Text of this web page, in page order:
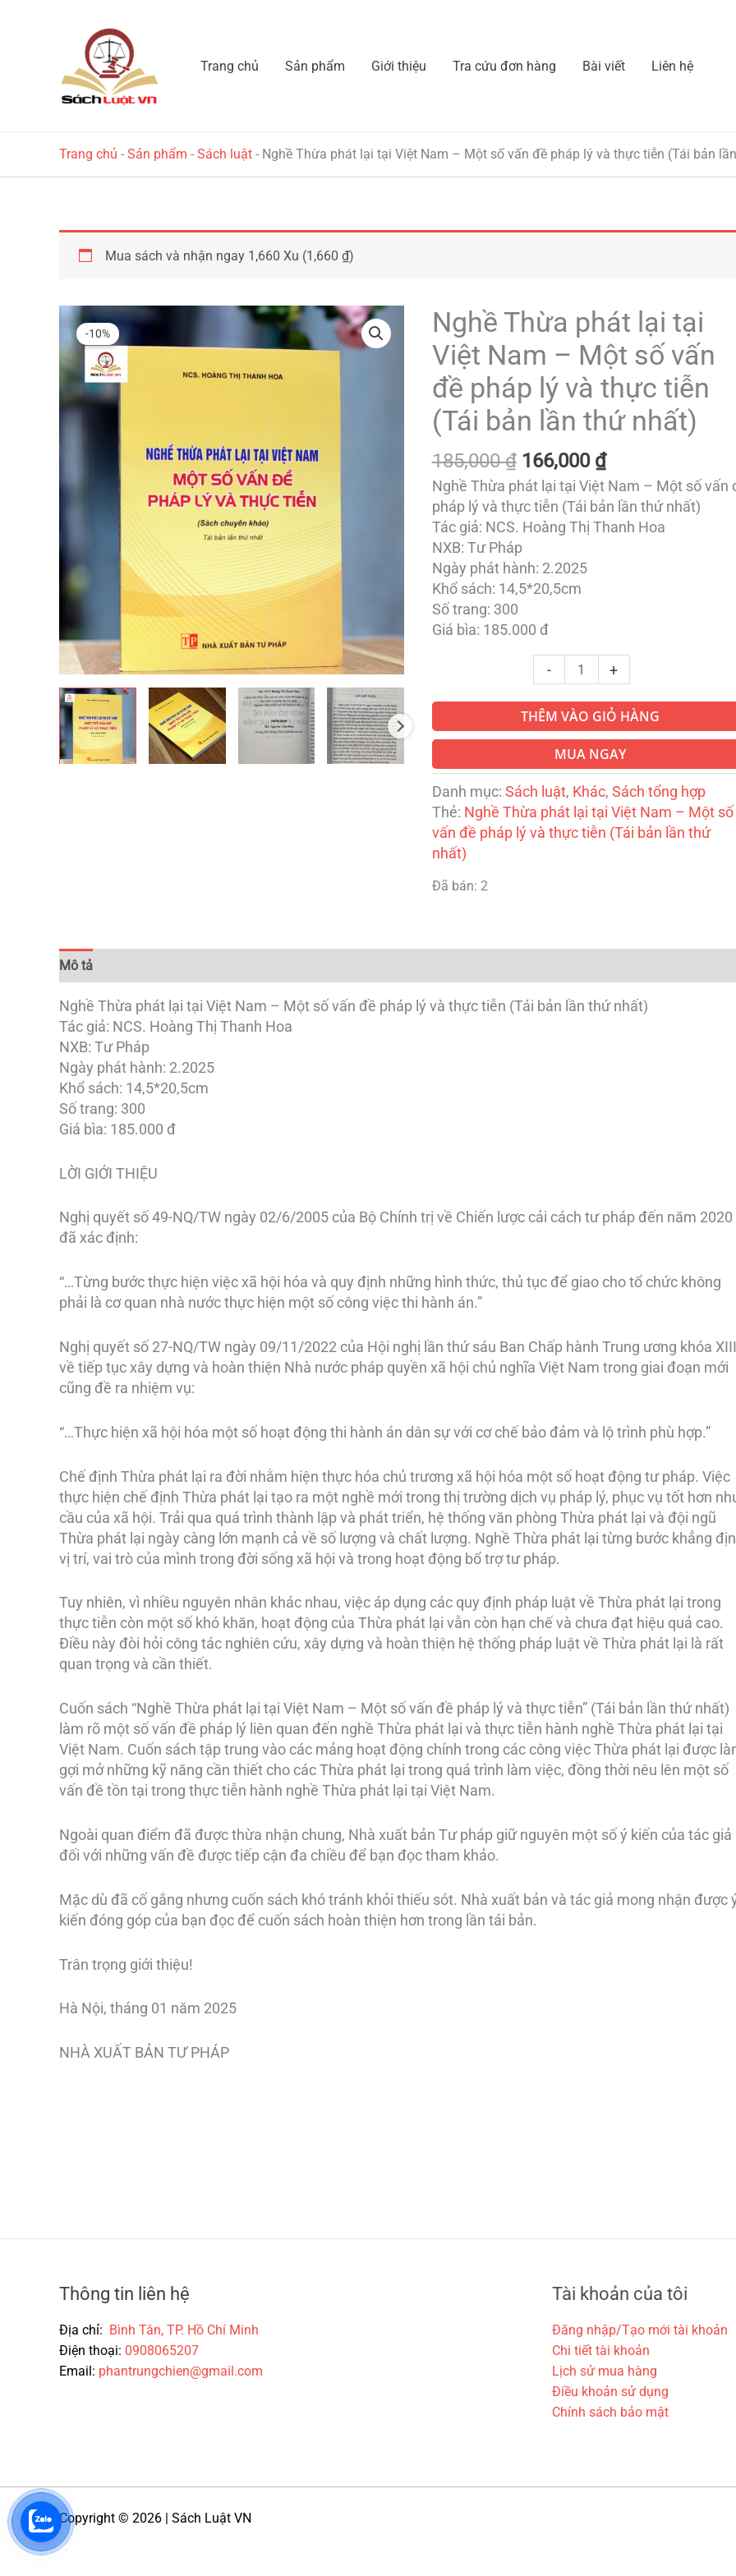
Trang chủ Sản phẩm Giới thiệu Tra cứu đơn hàng Bài viết Liên hệ
Trang chủ - Sản phẩm - Sách luật - Nghề Thừa phát lại tại Việt Nam – Một số vấn đề pháp lý và thực tiễn (Tái bản
Mua sách và nhận ngay 1,660 Xu (1,660 ₫)
-10%
Nghề Thừa phát lại tại
Việt Nam – Một số vấn
đề pháp lý và thực tiễn
(Tái bản lần thứ nhất)
185,000₫
Giá
gốc
là:
185,000 ₫.
166,000 ₫
Giá
hiện
tại
là:
166,000 ₫.
Nghề Thừa phát lại tại Việt Nam – Một số vấn
pháp lý và thực tiễn (Tái bản lần thứ nhất)
Tác giả: NCS. Hoàng Thị Thanh Hoa
NXB: Tư Pháp
Ngày phát hành: 2.2025
Khổ sách: 14,5*20,5cm
Số trang: 300
Giá bìa: 185.000 đ
-
Nghề
Thừa
phát
lại
tại
Việt
–
Một
số
vấn
pháp
lý
thực
bản
lần
thứ
nhất)
số
lượng
+
THÊM VÀO GIỎ HÀNG
MUA NGAY
Danh mục: Sách luật, Khác, Sách tổng hợp
Thẻ: Nghề Thừa phát lại tại Việt Nam – Một số
vấn đề pháp lý và thực tiễn (Tái bản lần thứ
nhất)
Đã bán: 2
Mô tả
Nghề Thừa phát lại tại Việt Nam – Một số vấn đề pháp lý và thực tiễn (Tái bản lần thứ nhất)
Tác giả: NCS. Hoàng Thị Thanh Hoa
NXB: Tư Pháp
Ngày phát hành: 2.2025
Khổ sách: 14,5*20,5cm
Số trang: 300
Giá bìa: 185.000 đ
LỜI GIỚI THIỆU
Nghị quyết số 49-NQ/TW ngày 02/6/2005 của Bộ Chính trị về Chiến lược cải cách tư pháp đến năm 2020
đã xác định:
“…Từng bước thực hiện việc xã hội hóa và quy định những hình thức, thủ tục để giao cho tổ chức không
phải là cơ quan nhà nước thực hiện một số công việc thi hành án.”
Nghị quyết số 27-NQ/TW ngày 09/11/2022 của Hội nghị lần thứ sáu Ban Chấp hành Trung ương khóa XIII
về tiếp tục xây dựng và hoàn thiện Nhà nước pháp quyền xã hội chủ nghĩa Việt Nam trong giai đoạn mới
cũng đề ra nhiệm vụ:
“…Thực hiện xã hội hóa một số hoạt động thi hành án dân sự với cơ chế bảo đảm và lộ trình phù hợp.”
Chế định Thừa phát lại ra đời nhằm hiện thực hóa chủ trương xã hội hóa một số hoạt động tư pháp. Việc
thực hiện chế định Thừa phát lại tạo ra một nghề mới trong thị trường dịch vụ pháp lý, phục vụ tốt hơn
cầu của xã hội. Trải qua quá trình thành lập và phát triển, hệ thống văn phòng Thừa phát lại và đội ngũ
Thừa phát lại ngày càng lớn mạnh cả về số lượng và chất lượng. Nghề Thừa phát lại từng bước khẳng
vị trí, vai trò của mình trong đời sống xã hội và trong hoạt động bổ trợ tư pháp.
Tuy nhiên, vì nhiều nguyên nhân khác nhau, việc áp dụng các quy định pháp luật về Thừa phát lại trong
thực tiễn còn một số khó khăn, hoạt động của Thừa phát lại vẫn còn hạn chế và chưa đạt hiệu quả cao.
Điều này đòi hỏi công tác nghiên cứu, xây dựng và hoàn thiện hệ thống pháp luật về Thừa phát lại là rất
quan trọng và cần thiết.
Cuốn sách “Nghề Thừa phát lại tại Việt Nam – Một số vấn đề pháp lý và thực tiễn” (Tái bản lần thứ nhất)
làm rõ một số vấn đề pháp lý liên quan đến nghề Thừa phát lại và thực tiễn hành nghề Thừa phát lại tại
Việt Nam. Cuốn sách tập trung vào các mảng hoạt động chính trong các công việc Thừa phát lại được
gợi mở những kỹ năng cần thiết cho các Thừa phát lại trong quá trình làm việc, đồng thời nêu lên một số
vấn đề tồn tại trong thực tiễn hành nghề Thừa phát lại tại Việt Nam.
Ngoài quan điểm đã được thừa nhận chung, Nhà xuất bản Tư pháp giữ nguyên một số ý kiến của tác giả
đối với những vấn đề được tiếp cận đa chiều để bạn đọc tham khảo.
Mặc dù đã cố gắng nhưng cuốn sách khó tránh khỏi thiếu sót. Nhà xuất bản và tác giả mong nhận được
kiến đóng góp của bạn đọc để cuốn sách hoàn thiện hơn trong lần tái bản.
Trân trọng giới thiệu!
Hà Nội, tháng 01 năm 2025
NHÀ XUẤT BẢN TƯ PHÁP
Thông tin liên hệ
Địa chỉ: Bình Tân, TP. Hồ Chí Minh
Điện thoại: 0908065207
Email: phantrungchien@gmail.com
Tài khoản của tôi
Đăng nhập/Tạo mới tài khoản
Chi tiết tài khoản
Lịch sử mua hàng
Điều khoản sử dụng
Chính sách bảo mật
Copyright © 2026 | Sách Luật VN